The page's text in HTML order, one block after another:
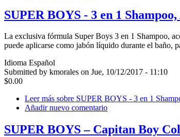
SUPER BOYS - 3 en 1
La exclusiva fórmula Super Boys 3 en 1 Shampoo,
puede aplicarse como jabón líquido durante el baño,
Idioma Español
Submitted by kmorales on Jue, 10/12/2017 - 11:10
$0.00
Leer más sobre SUPER BOYS - 3 en 1
Añadir nuevo comentario
SUPER BOYS – Capitan Boy